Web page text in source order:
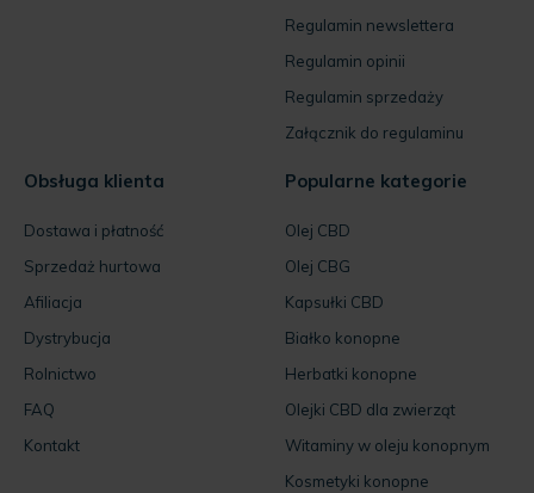
Regulamin newslettera
Regulamin opinii
Regulamin sprzedaży
Załącznik do regulaminu
Obsługa klienta
Dostawa i płatność
Sprzedaż hurtowa
Afiliacja
Dystrybucja
Rolnictwo
FAQ
Kontakt
Popularne kategorie
Olej CBD
Olej CBG
Kapsułki CBD
Białko konopne
Herbatki konopne
Olejki CBD dla zwierząt
Witaminy w oleju konopnym
Kosmetyki konopne